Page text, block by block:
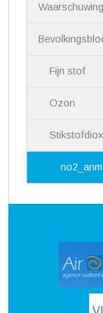
Fijn stof
Ozon